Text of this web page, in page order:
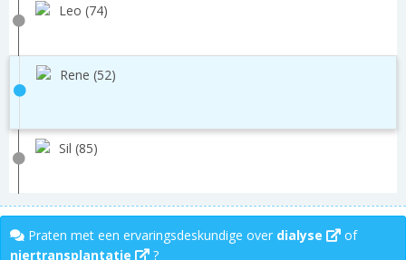
Leo (74)
Rene (52)
Sil (85)
Praten met een ervaringsdeskundige over dialyse
of
niertransplantatie
?